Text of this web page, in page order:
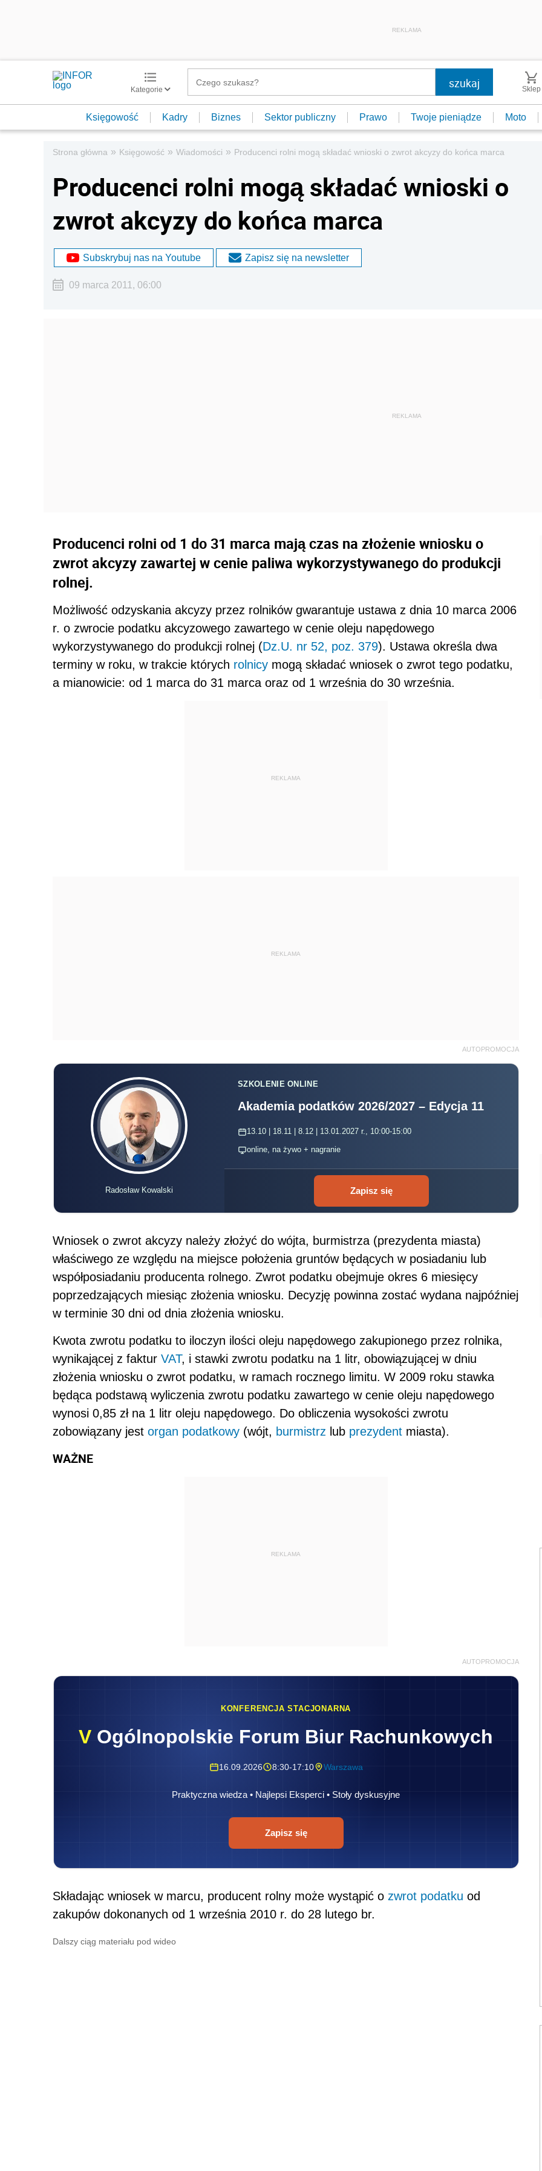
REKLAMA
Kategorie Sklep
Księgowość Kadry Biznes Sektor publiczny Prawo Twoje pieniądze Moto
Strona główna » Księgowość » Wiadomości » Producenci rolni mogą składać wnioski o zwrot akcyzy do końca marca
Producenci rolni mogą składać wnioski o
zwrot akcyzy do końca marca
Subskrybuj nas na Youtube Zapisz się na newsletter
09 marca 2011, 06:00
Producenci rolni od 1 do 31 marca mają czas na złożenie wniosku o
zwrot akcyzy zawartej w cenie paliwa wykorzystywanego do produkcji
rolnej.
Możliwość odzyskania akcyzy przez rolników gwarantuje ustawa z dnia 10 marca 2006
r. o zwrocie podatku akcyzowego zawartego w cenie oleju napędowego
wykorzystywanego do produkcji rolnej (Dz.U. nr 52, poz. 379). Ustawa określa dwa
terminy w roku, w trakcie których rolnicy mogą składać wniosek o zwrot tego podatku,
a mianowicie: od 1 marca do 31 marca oraz od 1 września do 30 września.
REKLAMA
REKLAMA
AUTOPROMOCJA
Radosław Kowalski
SZKOLENIE ONLINE
Akademia podatków 2026/2027 – Edycja 11
13.10 | 18.11 | 8.12 | 13.01.2027 r., 10:00-15:00
online, na żywo + nagranie
Zapisz się
Wniosek o zwrot akcyzy należy złożyć do wójta, burmistrza (prezydenta miasta)
właściwego ze względu na miejsce położenia gruntów będących w posiadaniu lub
współposiadaniu producenta rolnego. Zwrot podatku obejmuje okres 6 miesięcy
poprzedzających miesiąc złożenia wniosku. Decyzję powinna zostać wydana najpóźniej
w terminie 30 dni od dnia złożenia wniosku.
Kwota zwrotu podatku to iloczyn ilości oleju napędowego zakupionego przez rolnika,
wynikającej z faktur VAT, i stawki zwrotu podatku na 1 litr, obowiązującej w dniu
złożenia wniosku o zwrot podatku, w ramach rocznego limitu. W 2009 roku stawka
będąca podstawą wyliczenia zwrotu podatku zawartego w cenie oleju napędowego
wynosi 0,85 zł na 1 litr oleju napędowego. Do obliczenia wysokości zwrotu
zobowiązany jest organ podatkowy (wójt, burmistrz lub prezydent miasta).
WAŻNE
REKLAMA
AUTOPROMOCJA
KONFERENCJA STACJONARNA
V Ogólnopolskie Forum Biur Rachunkowych
16.09.2026 8:30-17:10 Warszawa
Praktyczna wiedza • Najlepsi Eksperci • Stoły dyskusyjne
Zapisz się
Składając wniosek w marcu, producent rolny może wystąpić o zwrot podatku od
zakupów dokonanych od 1 września 2010 r. do 28 lutego br.
Dalszy ciąg materiału pod wideo